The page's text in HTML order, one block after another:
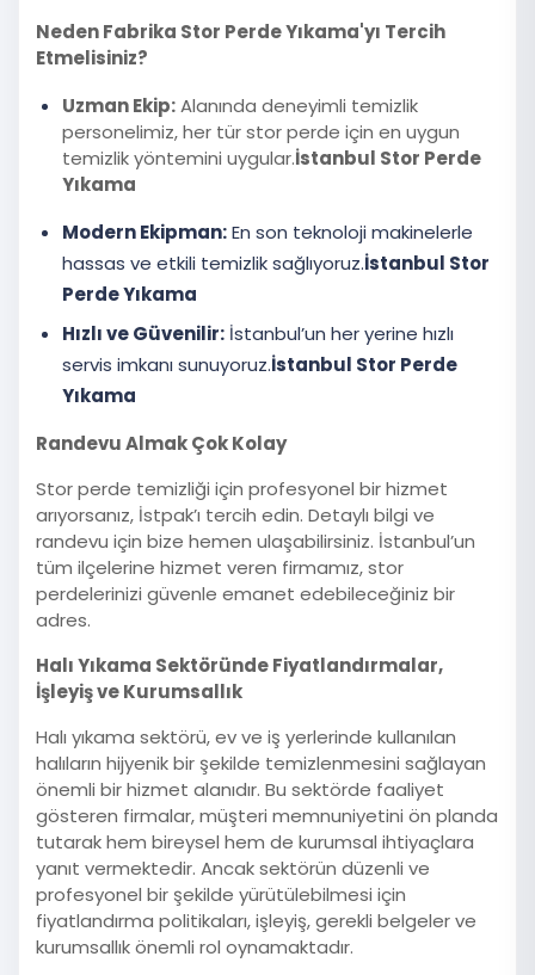
Neden Fabrika Stor Perde Yıkama'yı Tercih
Etmelisiniz?
Uzman Ekip:Alanında deneyimli temizlik
personelimiz, her tür stor perde için en uygun
temizlik yöntemini uygular.İstanbul Stor Perde
Yıkama
Modern Ekipman:En son teknoloji makinelerle
hassas ve etkili temizlik sağlıyoruz.İstanbul Stor
Perde Yıkama
Hızlı ve Güvenilir: İstanbul’un her yerine hızlı
servis imkanı sunuyoruz.İstanbul Stor Perde
Yıkama
Randevu Almak Çok Kolay
Stor perde temizliği için profesyonel bir hizmet
arıyorsanız, İstpak’ı tercih edin. Detaylı bilgi ve
randevu için bize hemen ulaşabilirsiniz. İstanbul’un
tüm ilçelerine hizmet veren firmamız, stor
perdelerinizi güvenle emanet edebileceğiniz bir
adres.
Halı Yıkama Sektöründe Fiyatlandırmalar,
İşleyiş ve Kurumsallık
Halı yıkama sektörü, ev ve iş yerlerinde kullanılan
halıların hijyenik bir şekilde temizlenmesini sağlayan
önemli bir hizmet alanıdır. Bu sektörde faaliyet
gösteren firmalar, müşteri memnuniyetini ön planda
tutarak hem bireysel hem de kurumsal ihtiyaçlara
yanıt vermektedir. Ancak sektörün düzenli ve
profesyonel bir şekilde yürütülebilmesi için
fiyatlandırma politikaları, işleyiş, gerekli belgeler ve
kurumsallık önemli rol oynamaktadır.